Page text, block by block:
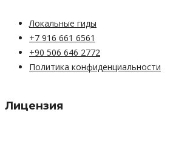
Локальные гиды
+7 916 661 6561
+90 506 646 2772
Политика конфиденциальности
Лицензия